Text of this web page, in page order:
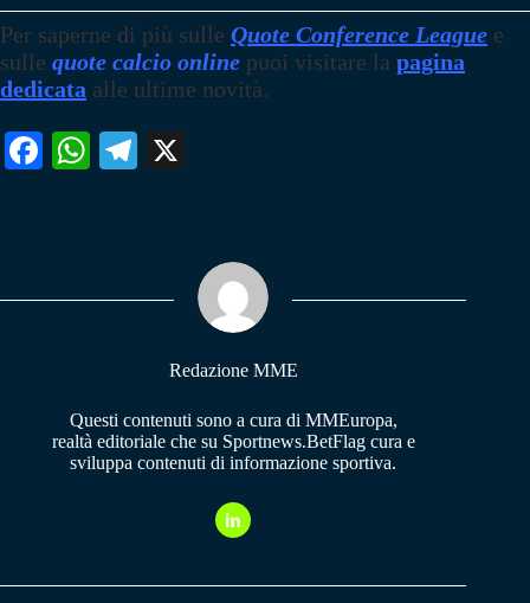
Per saperne di più sulle Quote Conference League e
sulle quote calcio online puoi visitare la pagina
dedicata alle ultime novità.
Fa W
pp
Te
m
Redazione MME
Questi contenuti sono a cura di MMEuropa,
realtà editoriale che su Sportnews.BetFlag cura e
sviluppa contenuti di informazione sportiva.